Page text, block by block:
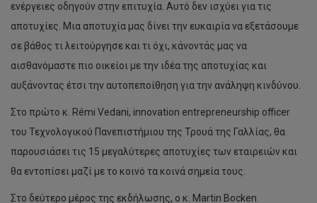
ενέργειες οδηγούν στην επιτυχία. Aυτό δεν ισχύει για τις
αποτυχίες. Μια αποτυχία μας δίνει την ευκαιρία να εξετάσουμε
σε βάθος τι λειτούργησε και τι όχι, κάνοντάς μας να
αισθανόμαστε πιο οικείοι με την ιδέα της αποτυχίας και
αυξάνοντας έτσι την αυτοπεποίθηση για την ανάληψη κινδύνου.
Στο πρώτο κ. Rémi Vedani, innovation entrepreneurship officer
του Τεχνολογικού Πανεπιστήμιου της Τρουά της Γαλλίας, θα
παρουσιάσει τις 15 μεγαλύτερες αποτυχίες των εταιρειών και
θα εντοπίσει μαζί με το κοινό τα κοινά σημεία τους.
Στο δεύτερο μέρος της εκδήλωσης, ο κ. Martin Bocken